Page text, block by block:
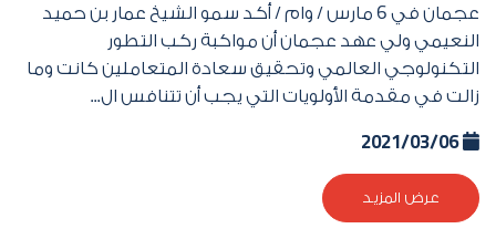
عجمان في6مارس / وام / أكد سمو الشيخ عمار بن حميد
النعيمي ولي عهد عجمان أن مواكبة ركب التطور
التكنولوجي العالمي وتحقيق سعادة المتعاملين كانت وما
زالت في مقدمة الأولويات التي يجب أن تتنافس ال...
2021/03/06
عرض المزيد